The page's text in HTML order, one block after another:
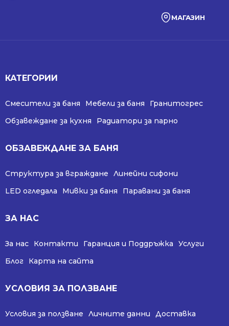
МАГАЗИН
КАТЕГОРИИ
Смесители за баня Мебели за баня
Гранитогрес
Обзавеждане за кухня
Радиатори за парно
ОБЗАВЕЖДАНЕ ЗА БАНЯ
Структура за вграждане
Линейни сифони
LED огледала
Мивки за баня Паравани за баня
ЗА НАС
За нас Контакти Гаранция и Поддръжка
Услуги
Блог
Карта на сайта
УСЛОВИЯ ЗА ПОЛЗВАНЕ
Условия за ползване Личните данни Доставка